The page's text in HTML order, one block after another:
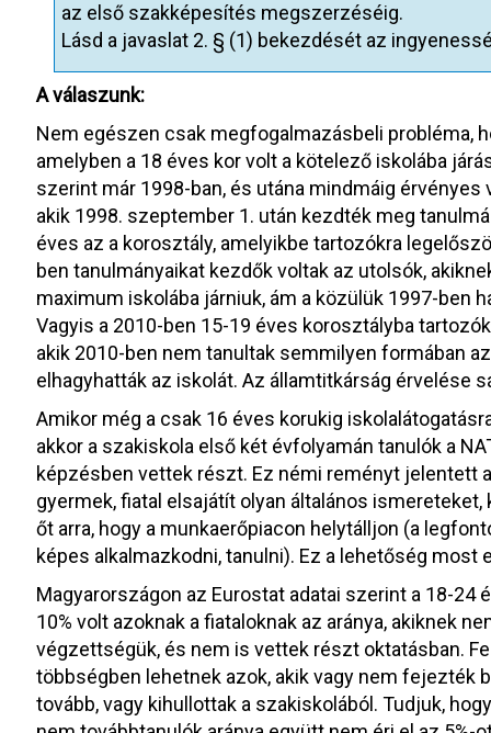
az első szakképesítés megszerzéséig.
Lásd a javaslat 2. § (1) bekezdését az
A válaszunk:
Nem egészen csak megfogalmazásbeli probléma,
amelyben a 18 éves kor volt a kötelező iskolába
szerint már 1998-ban, és utána mindmáig
akik 1998. szeptember 1. után kezdték meg
éves az a korosztály, amelyikbe tartozókra
ben tanulmányaikat kezdők voltak az utolsók,
maximum iskolába járniuk, ám a közülük 1997-ben
Vagyis a 2010-ben 15-19 éves korosztályba
akik 2010-ben nem tanultak semmilyen formában
elhagyhatták az iskolát. Az államtitkárság érvelése
Amikor még a csak 16 éves korukig
akkor a szakiskola első két évfolyamán tanulók a
képzésben vettek részt. Ez némi reményt jelentett
gyermek, fiatal elsajátít olyan általános
őt arra, hogy a munkaerőpiacon helytálljon (a
képes alkalmazkodni, tanulni). Ez a lehetőség
Magyarországon az Eurostat adatai szerint a 18-
10% volt azoknak a fiataloknak az aránya, akiknek
végzettségük, és nem is vettek részt oktatásban.
többségben lehetnek azok, akik vagy nem fejezték
tovább, vagy kihullottak a szakiskolából. Tudjuk,